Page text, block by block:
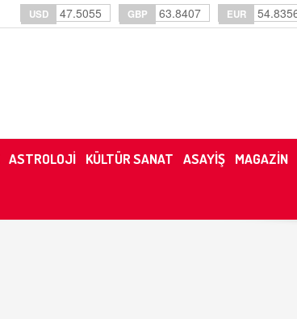
USD 47.5055 GBP 63.8407 EUR
ASTROLOJİ KÜLTÜR SANAT ASAYİŞ MAGAZİN